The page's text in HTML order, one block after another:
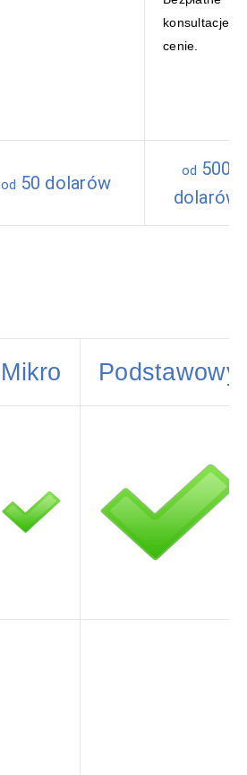
konsultacje w
cenie.
od 50 dolarów
od 500
dolarów
Mikro Podstawowy